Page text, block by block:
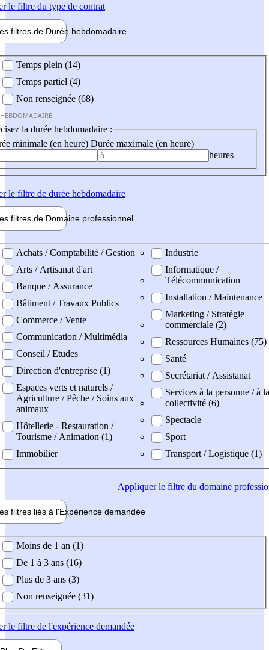
le filtre du type de contrat
filtres de Durée hebdomadaire
Temps plein (14)
Temps partiel (4)
Non renseignée (68)
la durée hebdomadaire :
minimale (en heure) Durée maximale (en heure)
heures
le filtre de durée hebdomadaire
filtres de Domaine professionnel
professionel
Achats / Comptabilité / Gestion
Arts / Artisanat d'art
Banque / Assurance
Bâtiment / Travaux Publics
Commerce / Vente
Communication / Multimédia
Conseil / Etudes
Direction d'entreprise (1)
Espaces verts et naturels /
Agriculture / Pêche / Soins aux
animaux
Hôtellerie - Restauration /
Tourisme / Animation (1)
Immobilier
Industrie
Informatique /
Télécommunication
Installation / Maintenance
Marketing / Stratégie
commerciale (2)
Ressources Humaines (75)
Santé
Secrétariat / Assistanat
Services à la personne / à la
collectivité (6)
Spectacle
Sport
Transport / Logistique (1)
Appliquerle filtre du domaine
filtres liés à l'Expérience demandée
demandée
Moins de 1 an (1)
De 1 à 3 ans (16)
Plus de 3 ans (3)
Non renseignée (31)
le filtre de l'expérience demandée